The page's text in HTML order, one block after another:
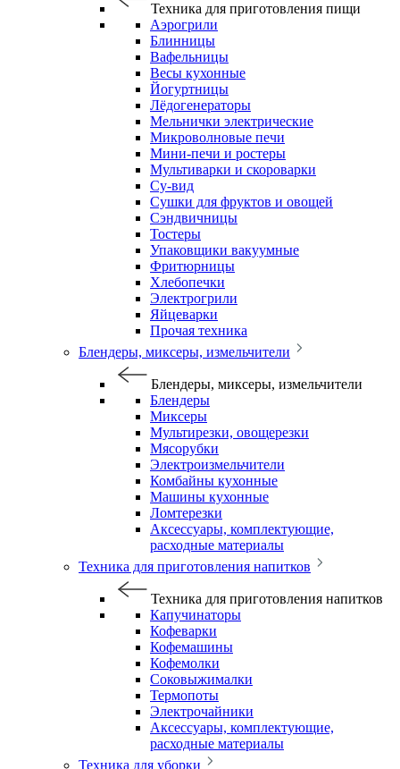
Техника для приготовления пищи
Аэрогрили
Блинницы
Вафельницы
Весы кухонные
Йогуртницы
Лёдогенераторы
Мельнички электрические
Микроволновые печи
Мини-печи и ростеры
Мультиварки и скороварки
Су-вид
Сушки для фруктов и овощей
Сэндвичницы
Тостеры
Упаковщики вакуумные
Фритюрницы
Хлебопечки
Электрогрили
Яйцеварки
Прочая техника
Блендеры, миксеры, измельчители
Блендеры, миксеры, измельчители
Блендеры
Миксеры
Мультирезки, овощерезки
Мясорубки
Электроизмельчители
Комбайны кухонные
Машины кухонные
Ломтерезки
Аксессуары, комплектующие,
расходные материалы
Техника для приготовления напитков
Техника для приготовления напитков
Капучинаторы
Кофеварки
Кофемашины
Кофемолки
Соковыжималки
Термопоты
Электрочайники
Аксессуары, комплектующие,
расходные материалы
Техника для уборки